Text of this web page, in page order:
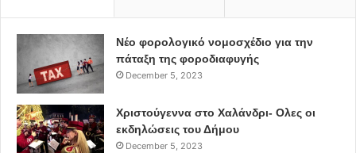
Νέο φορολογικό νομοσχέδιο για την
πάταξη της φοροδιαφυγής
December 5, 2023
Χριστούγεννα στο Χαλάνδρι- Ολες οι
εκδηλώσεις του Δήμου
December 5, 2023